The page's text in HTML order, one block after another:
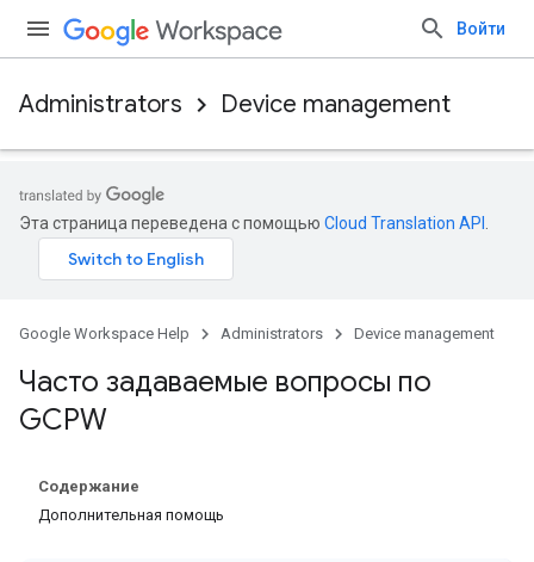
Войти
Administrators Device management
Эта страница переведена с помощью Cloud Translation API
Google Workspace Help Administrators Device management
Часто задаваемые вопросы по
GCPW
Содержание
Дополнительная помощь